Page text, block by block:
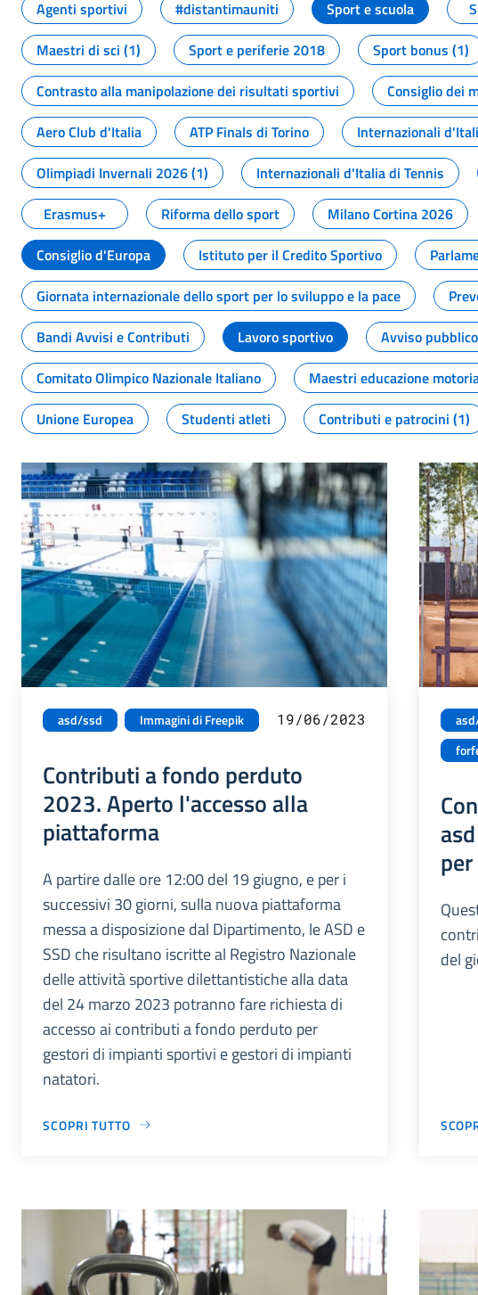
Agenti sportivi
#distantimauniti Sport e scuola
Maestri di sci (1)
Sport e periferie 2018 Sport bonus (1)
Contrasto alla manipolazione dei risultati sportivi
Consiglio dei
Aero Club d'Italia
ATP Finals di Torino Internazionali
Olimpiadi Invernali 2026 (1)
Internazionali d'Italia di Tennis
Erasmus+
Riforma dello sport Milano Cortina 2026
Consiglio d'Europa
Istituto per il Credito Sportivo
Giornata internazionale dello sport per lo sviluppo e la pace
Bandi Avvisi e Contributi
Lavoro sportivo Avviso pubblico
Comitato Olimpico Nazionale Italiano
Maestri educazione
Unione Europea
Studenti atleti Contributi e patrocini (1)
asd/ssd Immagini di Freepik 19/06/2023
Contributi a fondo perduto
2023. Aperto l'accesso alla
piattaforma
A partire dalle ore 12:00 del 19 giugno, e per i
successivi 30 giorni, sulla nuova piattaforma
messa a disposizione dal Dipartimento, le ASD e
SSD che risultano iscritte al Registro Nazionale
delle attività sportive dilettantistiche alla data
del 24 marzo 2023 potranno fare richiesta di
accesso ai contributi a fondo perduto per
gestori di impianti sportivi e gestori di impianti
natatori.
SCOPRI TUTTO
del